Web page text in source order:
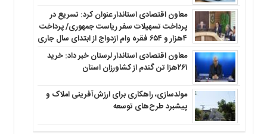
معاون اقتصادی استاندار عنوان کرد: تسریع در
پرداخت تسهیلات سفر ریاست جمهوری/ پرداخت
۴هزار و ۶۵۴ فقره وام ازدواج از ابتدای سال جاری
معاون اقتصادی استاندار لرستان خبر داد: خرید
۲۶۱هزا تن گندم از کشاورزان استان
مولدسازی، راهکاری برای ارزش‌آفرینی املاک و
پیشبرد طرح‌های توسعه